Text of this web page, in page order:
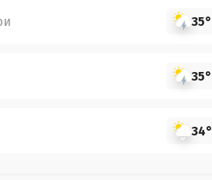
35°
35°
34°